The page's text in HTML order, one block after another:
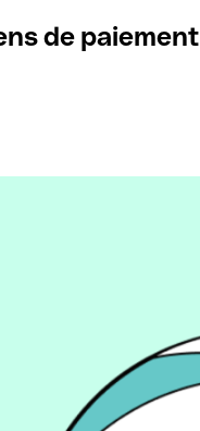
de paiement